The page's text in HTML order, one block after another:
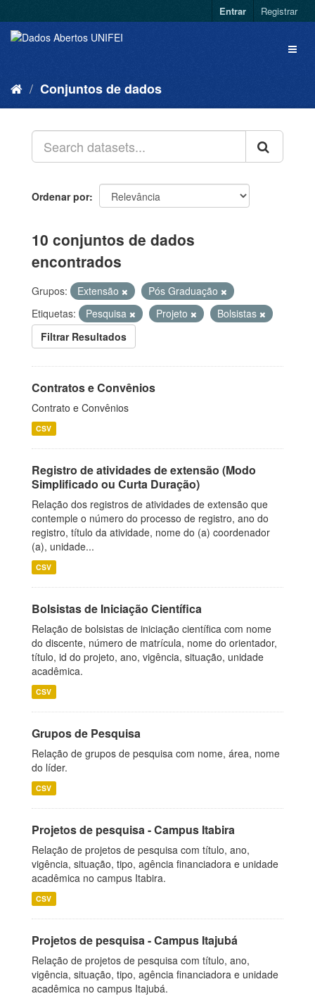
Entrar Registrar
Conjuntos de dados
Ordenar por
10 conjuntos de dados
encontrados
Grupos: Extensão
Pós Graduação
Etiquetas:
Pesquisa Projeto
Bolsistas
Filtrar Resultados
Contratos e Convênios
Contrato e Convênios
CSV
Registro de atividades de extensão (Modo
Simplificado ou Curta Duração)
Relação dos registros de atividades de extensão que
contemple o número do processo de registro, ano do
registro, título da atividade, nome do (a) coordenador
(a), unidade...
CSV
Bolsistas de Iniciação Científica
Relação de bolsistas de iniciação científica com nome
do discente, número de matrícula, nome do orientador,
título, id do projeto, ano, vigência, situação, unidade
acadêmica.
CSV
Grupos de Pesquisa
Relação de grupos de pesquisa com nome, área, nome
do líder.
CSV
Projetos de pesquisa - Campus Itabira
Relação de projetos de pesquisa com título, ano,
vigência, situação, tipo, agência financiadora e unidade
acadêmica no campus Itabira.
CSV
Projetos de pesquisa - Campus Itajubá
Relação de projetos de pesquisa com título, ano,
vigência, situação, tipo, agência financiadora e unidade
acadêmica no campus Itajubá.